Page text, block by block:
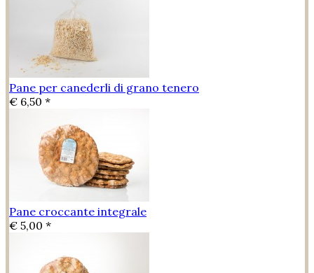
Pane per canederli di grano tenero
€ 6,50 *
Pane croccante integrale
€ 5,00 *